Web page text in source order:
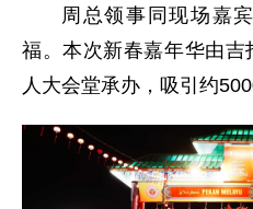
周总领事同现场嘉
福。本次新春嘉年华由
人大会堂承办，吸引约